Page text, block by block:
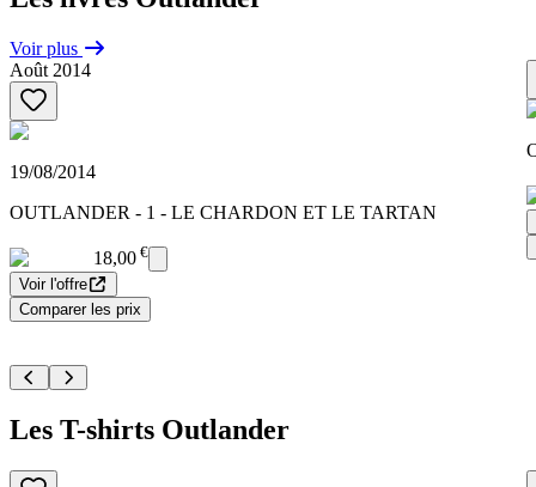
Voir plus
Août 2014
19/08/2014
OUTLANDER - 1 - LE CHARDON ET LE TARTAN
18,00 €
Voir l'offre
Comparer les prix
Les T-shirts Outlander